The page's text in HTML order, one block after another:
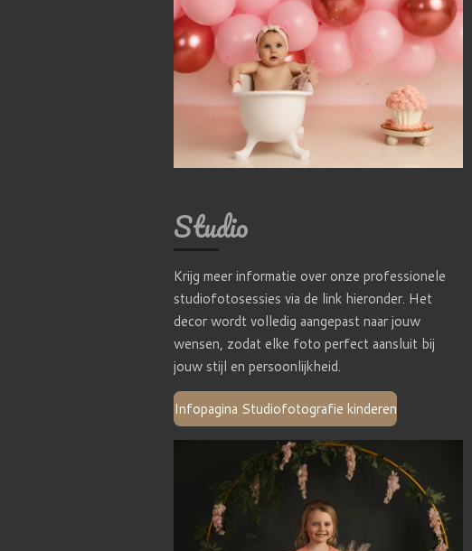
Studio
Krijg meer informatie over onze professionele
studiofotosessies via de link hieronder. Het
decor wordt volledig aangepast naar jouw
wensen, zodat elke foto perfect aansluit bij
jouw stijl en persoonlijkheid.
Infopagina Studiofotografie kinderen